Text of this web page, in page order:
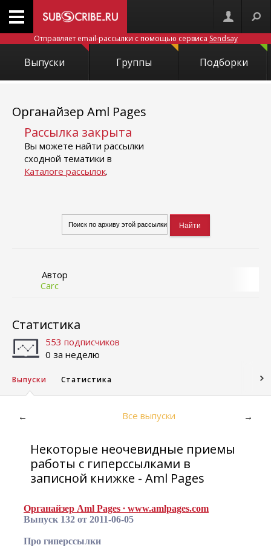
Отправляет email-рассылки с помощью сервиса Sendsay
Выпуски Группы Подборки
Органайзер Aml Pages
Рассылка закрыта
Вы можете найти рассылки
сходной тематики в
Каталоге рассылок.
Автор
Carc
Статистика
553 подписчиков
0 за неделю
Выпуски Статистика
← Все выпуски →
Некоторые неочевидные приемы
работы с гиперссылками в
записной книжке - Aml Pages
Органайзер Aml Pages ∙ www.amlpages.com
Выпуск 132 от 2011-06-05
Про гиперссылки